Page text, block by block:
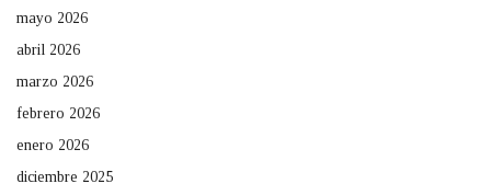
mayo 2026
abril 2026
marzo 2026
febrero 2026
enero 2026
diciembre 2025